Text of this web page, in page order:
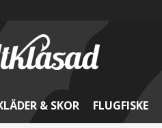
& SKOR FLUGFISKE